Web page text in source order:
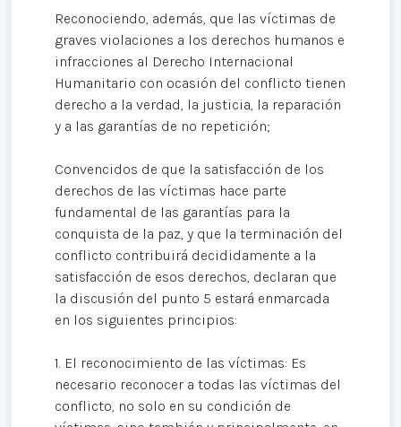
Reconociendo, además, que las víctimas de
graves violaciones a los derechos humanos e
infracciones al Derecho Internacional
Humanitario con ocasión del conflicto tienen
derecho a la verdad, la justicia, la reparación
y a las garantías de no repetición;
Convencidos de que la satisfacción de los
derechos de las víctimas hace parte
fundamental de las garantías para la
conquista de la paz, y que la terminación del
conflicto contribuirá decididamente a la
satisfacción de esos derechos, declaran que
la discusión del punto 5 estará enmarcada
en los siguientes principios:
1. El reconocimiento de las víctimas: Es
necesario reconocer a todas las víctimas del
conflicto, no solo en su condición de